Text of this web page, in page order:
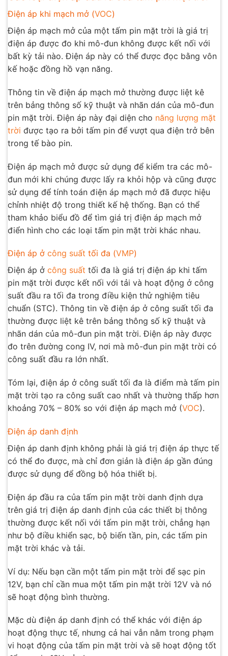
Điện áp khi mạch mở (VOC)
Điện áp mạch mở của một tấm pin mặt trời là giá trị
điện áp được đo khi mô-đun không được kết nối với
bất kỳ tải nào. Điện áp này có thể được đọc bằng vôn
kế hoặc đồng hồ vạn năng.
Thông tin về điện áp mạch mở thường được liệt kê
trên bảng thông số kỹ thuật và nhãn dán của mô-đun
pin mặt trời. Điện áp này đại diện cho năng lượng mặt
trời được tạo ra bởi tấm pin để vượt qua điện trở bên
trong tế bào pin.
Điện áp mạch mở được sử dụng để kiểm tra các mô-
đun mới khi chúng được lấy ra khỏi hộp và cũng được
sử dụng để tính toán điện áp mạch mở đã được hiệu
chỉnh nhiệt độ trong thiết kế hệ thống. Bạn có thể
tham khảo biểu đồ để tìm giá trị điện áp mạch mở
điển hình cho các loại tấm pin mặt trời khác nhau.
Điện áp ở công suất tối đa (VMP)
Điện áp ở công suất tối đa là giá trị điện áp khi tấm
pin mặt trời được kết nối với tải và hoạt động ở công
suất đầu ra tối đa trong điều kiện thử nghiệm tiêu
chuẩn (STC). Thông tin về điện áp ở công suất tối đa
thường được liệt kê trên bảng thông số kỹ thuật và
nhãn dán của mô-đun pin mặt trời. Điện áp này được
đo trên đường cong IV, nơi mà mô-đun pin mặt trời có
công suất đầu ra lớn nhất.
Tóm lại, điện áp ở công suất tối đa là điểm mà tấm pin
mặt trời tạo ra công suất cao nhất và thường thấp hơn
khoảng 70% – 80% so với điện áp mạch mở (VOC).
Điện áp danh định
Điện áp danh định không phải là giá trị điện áp thực tế
có thể đo được, mà chỉ đơn giản là điện áp gần đúng
được sử dụng để đồng bộ hóa thiết bị.
Điện áp đầu ra của tấm pin mặt trời danh định dựa
trên giá trị điện áp danh định của các thiết bị thông
thường được kết nối với tấm pin mặt trời, chẳng hạn
như bộ điều khiển sạc, bộ biến tần, pin, các tấm pin
mặt trời khác và tải.
Ví dụ: Nếu bạn cần một tấm pin mặt trời để sạc pin
12V, bạn chỉ cần mua một tấm pin mặt trời 12V và nó
sẽ hoạt động bình thường.
Mặc dù điện áp danh định có thể khác với điện áp
hoạt động thực tế, nhưng cả hai vẫn nằm trong phạm
vi hoạt động của tấm pin mặt trời và sẽ hoạt động tốt